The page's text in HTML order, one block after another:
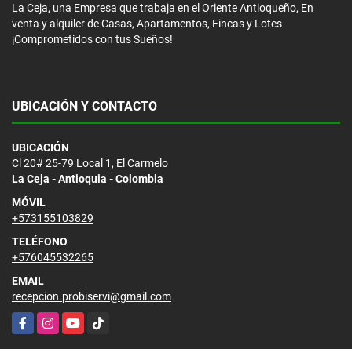
La Ceja, una Empresa que trabaja en el Oriente Antioqueño, En
venta y alquiler de Casas, Apartamentos, Fincas y Lotes
¡Comprometidos con tus Sueños!
UBICACIÓN Y CONTACTO
UBICACIÓN
Cl 20# 25-79 Local 1, El Carmelo
La Ceja - Antioquia - Colombia
MÓVIL
+573155103829
TELÉFONO
+576045532265
EMAIL
recepcion.probiservi@gmail.com
FacebookInstagramYouTubeTikTok